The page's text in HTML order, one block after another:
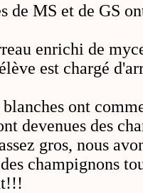
de MS et de GS
enrichi de
est chargé
ont
devenues des
gros, nous
champignons